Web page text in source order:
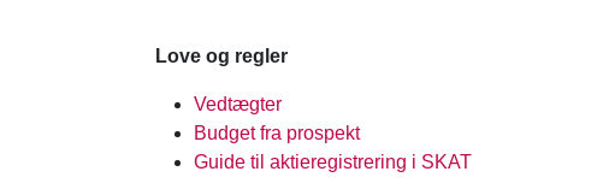
Love og regler
Vedtægter
Budget fra prospekt
Guide til aktieregistrering i SKAT